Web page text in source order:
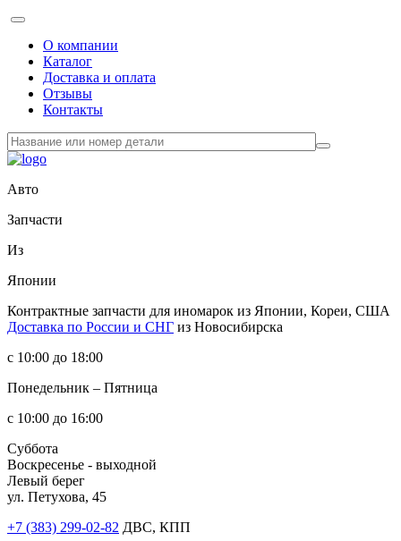
О компании
Каталог
Доставка и оплата
Отзывы
Контакты
Авто
Запчасти
Из
Японии
Контрактные запчасти для иномарок из Японии, Кореи, США
Доставка по России и СНГ из Новосибирска
с 10:00 до 18:00
Понедельник – Пятница
с 10:00 до 16:00
Суббота
Воскресенье - выходной
Левый берег
ул. Петухова, 45
+7 (383) 299-02-82 ДВС, КПП